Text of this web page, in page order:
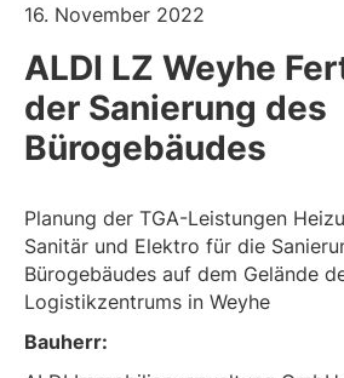
16. November 2022
ALDI LZ Weyhe
der Sanierung des
Bürogebäudes
Planung der TGA-Leistungen
Sanitär und Elektro für die
Bürogebäudes auf dem Gelände
Logistikzentrums in Weyhe
Bauherr: